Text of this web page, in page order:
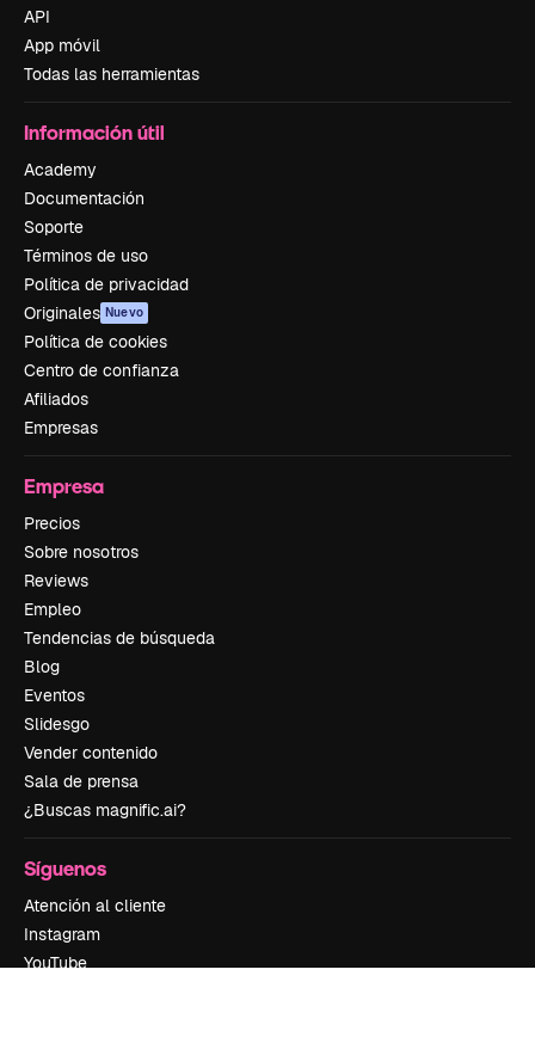
API
App móvil
Todas las herramientas
Información útil
Academy
Documentación
Soporte
Términos de uso
Política de privacidad
Originales Nuevo
Política de cookies
Centro de confianza
Afiliados
Empresas
Empresa
Precios
Sobre nosotros
Reviews
Empleo
Tendencias de búsqueda
Blog
Eventos
Slidesgo
Vender contenido
Sala de prensa
¿Buscas magnific.ai?
Síguenos
Atención al cliente
Instagram
YouTube